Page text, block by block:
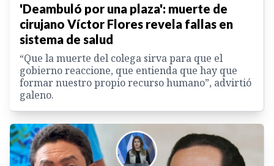
'Deambuló por una plaza': muerte de
cirujano Víctor Flores revela fallas en
sistema de salud
“Que la muerte del colega sirva para que el
gobierno reaccione, que entienda que hay que
formar nuestro propio recurso humano”, advirtió
galeno.